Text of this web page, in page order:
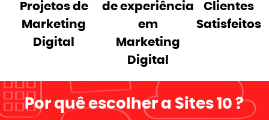
Projetos de
Marketing
Digital
de experiência
em
Marketing
Digital
Clientes
Satisfeitos
Por quê escolher a Sites 10 ?